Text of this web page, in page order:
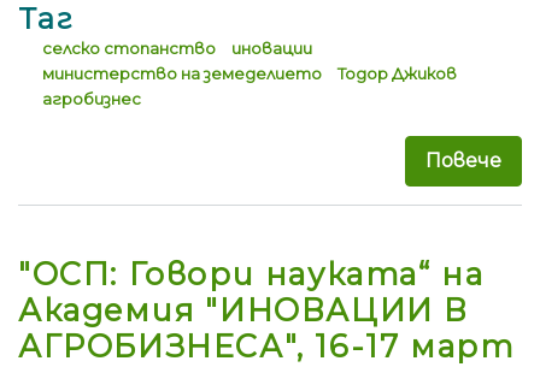
Таг
селско стопанство
иновации
министерство на земеделието
Тодор Джиков
агробизнес
Повече
"ОСП: Говори науката“ на
Академия "ИНОВАЦИИ В
АГРОБИЗНЕСА", 16-17 март